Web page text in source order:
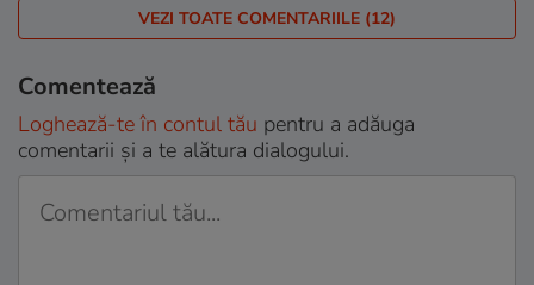
VEZI TOATE COMENTARIILE (12)
Comentează
Loghează-te în contul tău pentru a adăuga
comentarii și a te alătura dialogului.